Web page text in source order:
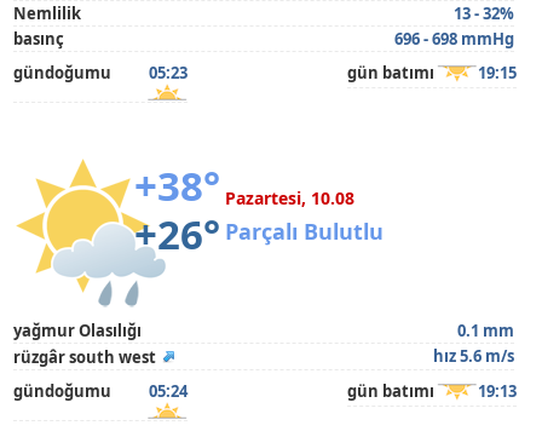
Nemlilik
13 - 32%
basınç
696 - 698 mmHg
gündoğumu
05:23 gün batımı 19:15
+38°
+26°
Pazartesi, 10.08
Parçalı Bulutlu
yağmur Olasılığı
0.1 mm
rüzgâr south west
hız 5.6 m/s
gündoğumu
05:24 gün batımı 19:13